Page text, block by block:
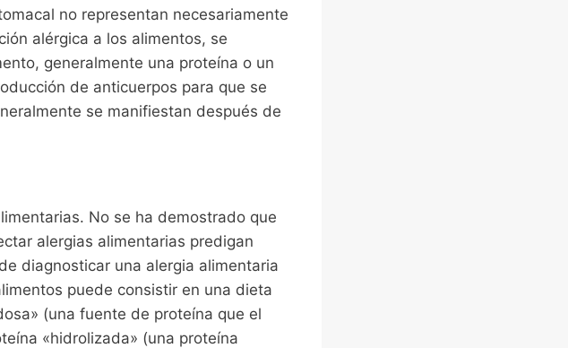
no representan necesariamente
alérgica a los alimentos, se
generalmente una proteína o un
de anticuerpos para que se
se manifiestan después de
No se ha demostrado que
alergias alimentarias predigan
diagnosticar una alergia alimentaria
puede consistir en una dieta
(una fuente de proteína que el
«hidrolizada» (una proteína